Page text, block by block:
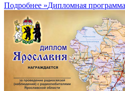
Подробнее »Дипломная